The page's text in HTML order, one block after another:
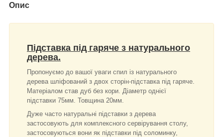
Опис
Підставка під гаряче з натурального
дерева.
Пропонуємо до вашої уваги спил із натурального
дерева шліфований з двох сторін-підставка під гаряче.
Матеріалом став дуб без кори. Діаметр однієї
підставки 75мм. Товщина 20мм.
Дуже часто натуральні підставки з дерева
застосовують для комплексного сервірування столу,
застосовуються вони як підставки під соломинку,